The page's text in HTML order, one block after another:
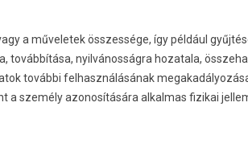
a műveletek összessége, így például
nyilvánosságra hozatala,
további felhasználásának
személy azonosítására alkalmas fizikai